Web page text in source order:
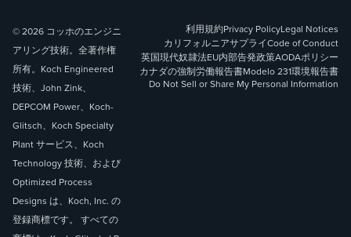
© 2026 コッホのエンジニ
アリング技術。全著作権
所有。Koch Engineered
技術、John Zink、
DEPCOM Power、Koch-
Glitsch、Koch Specialty
Plant サービス、Koch
Technology 技術、および
Optimized Process
Designs は、Koch, Inc. の
登録商標です。 すべての
利用規約Privacy PolicyLegal Notices
カリフォルニアサプライCode of Conduct
英国現代奴隷法EU内部告発政策AODAポリシー
カナダの強制労働報告書Modelo 231環境報告書
Do Not Sell or Share My Personal Information